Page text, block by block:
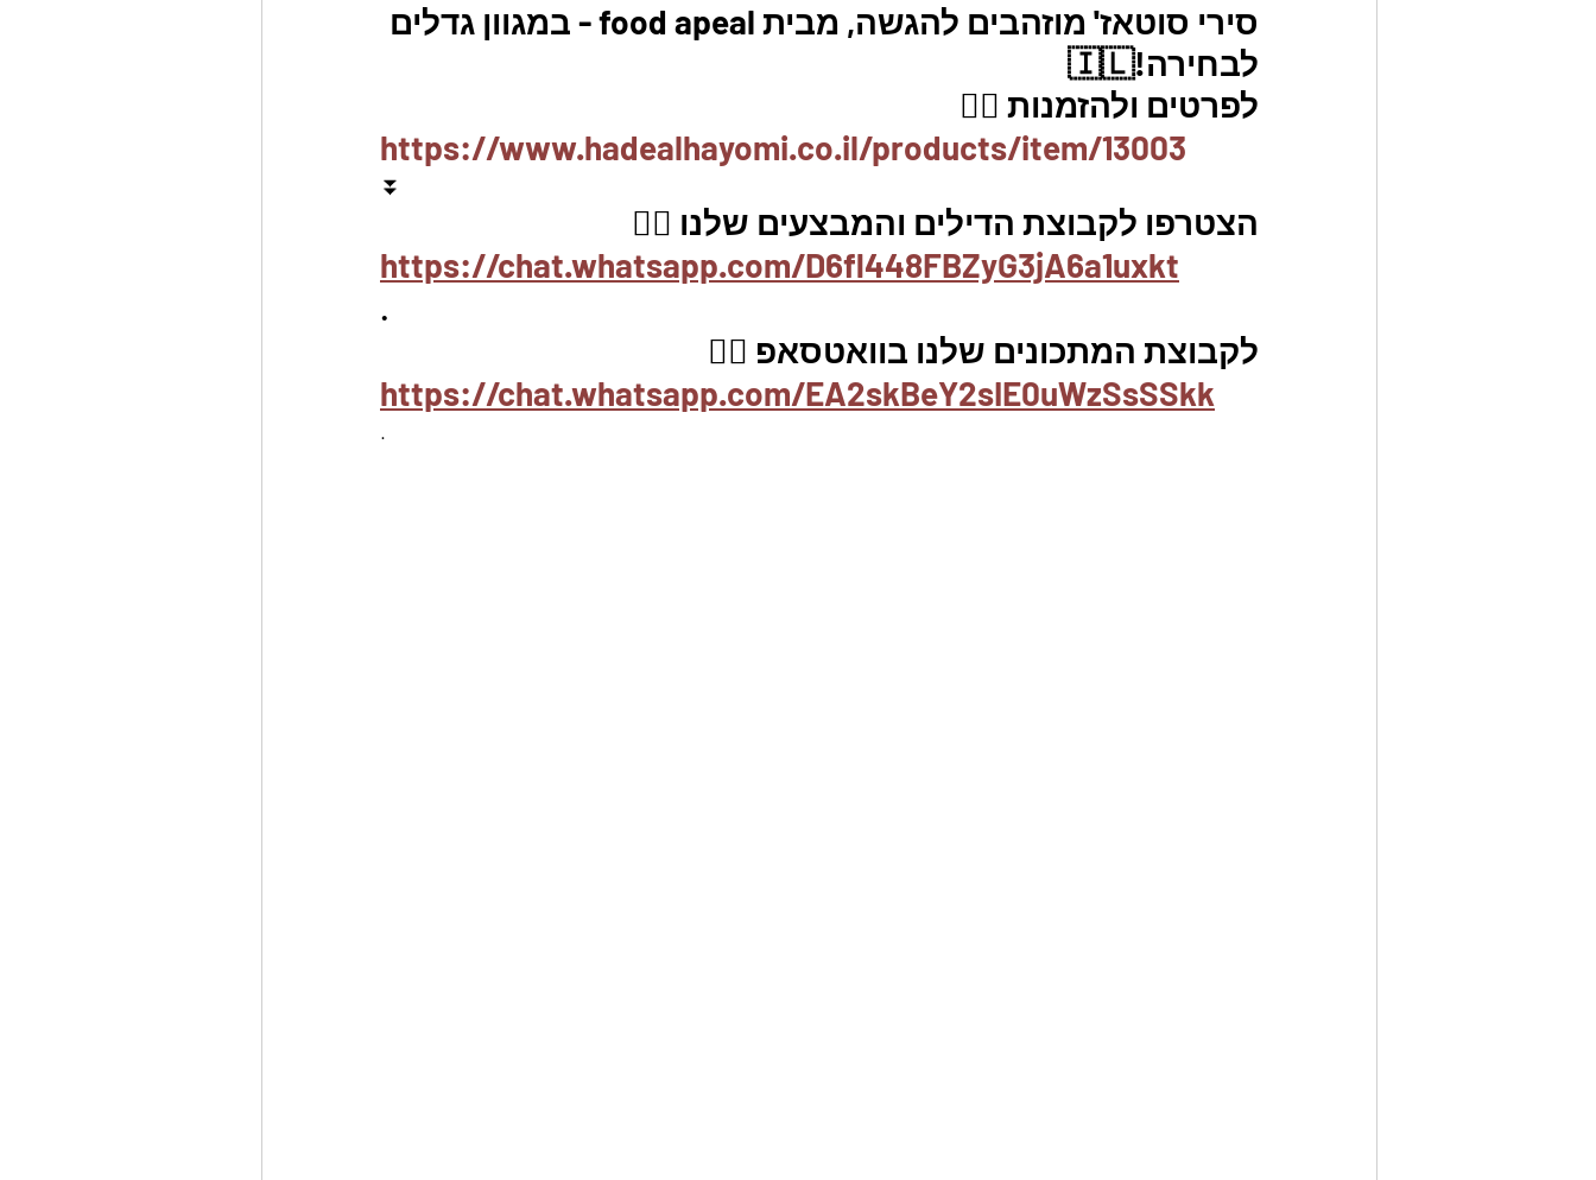
סירי סוטאז' מוזהבים להגשה, מבית food apeal - במגוון גדלים
לבחירה!🇮🇱
לפרטים ולהזמנות 👇🏼
https://www.hadealhayomi.co.il/products/item/13003
⏬
הצטרפו לקבוצת הדילים והמבצעים שלנו 👇🏽
https://chat.whatsapp.com/D6fl448FBZyG3jA6a1uxkt
.
לקבוצת המתכונים שלנו בוואטסאפ 👇🏽
https://chat.whatsapp.com/EA2skBeY2sIE0uWzSsSSkk
.